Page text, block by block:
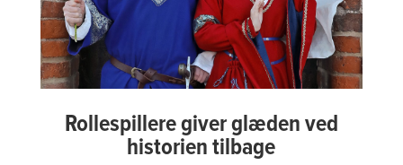
Rollespillere giver glæden ved
historien tilbage